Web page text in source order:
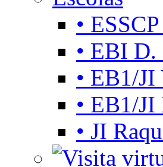
•
• EBI
• EB1/JI
• EB1/
• JI